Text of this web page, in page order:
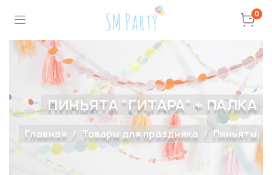
0
ПИНЬЯТА "ГИТАРА" + ПАЛКА
Главная Товары для праздника Пиньяты